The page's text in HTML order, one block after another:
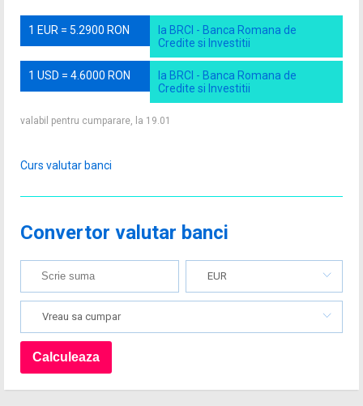
1 EUR = 5.2900 RON
la BRCI - Banca Romana de
Credite si Investitii
1 USD = 4.6000 RON
la BRCI - Banca Romana de
Credite si Investitii
valabil pentru cumparare, la 19.01
Curs valutar banci
Convertor valutar banci
EUR
Vreau sa cumpar